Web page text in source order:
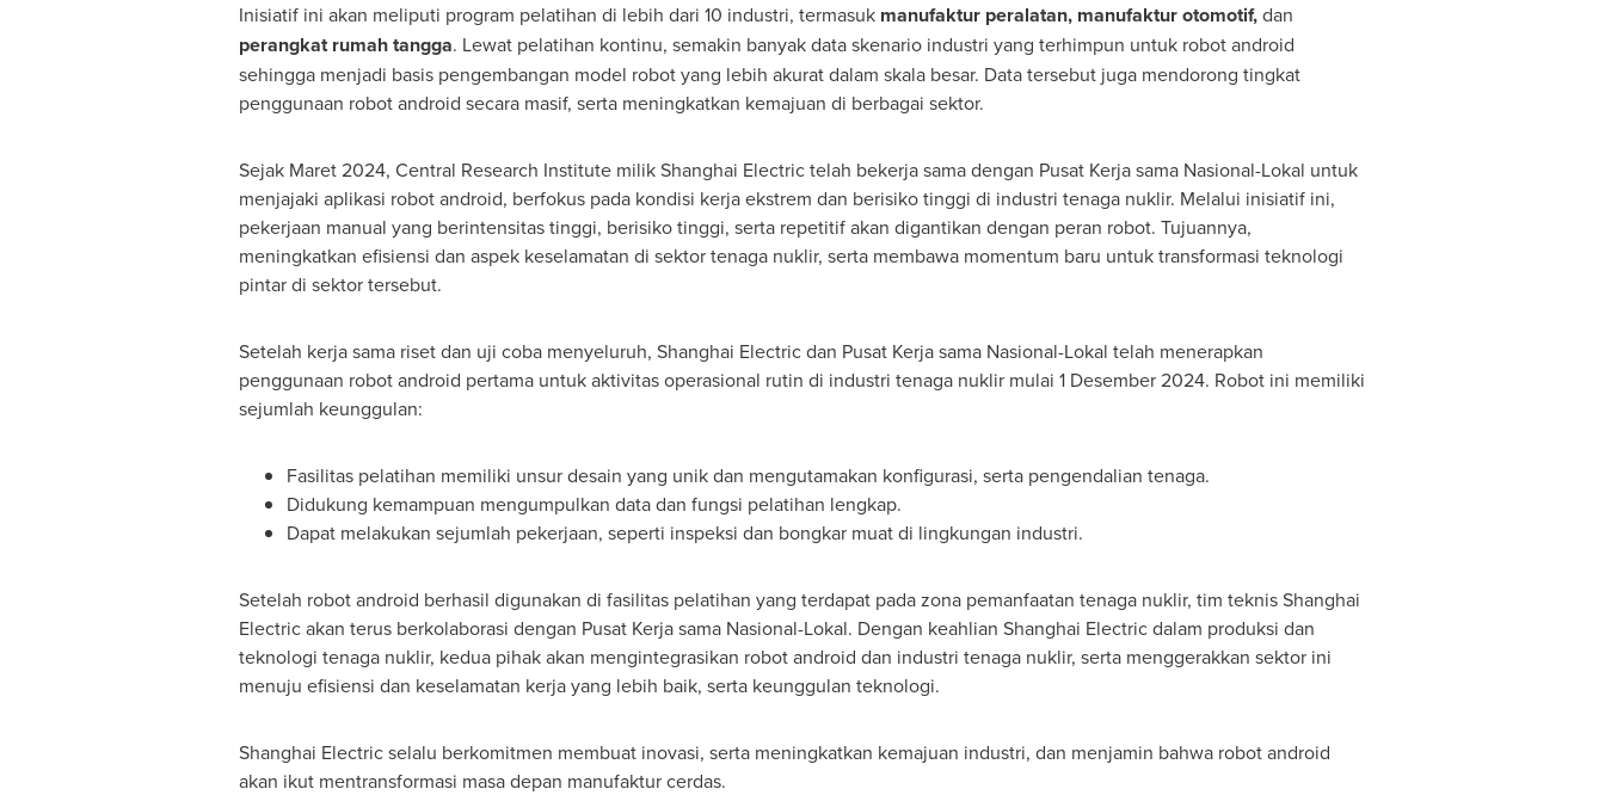
Inisiatif ini akan meliputi program pelatihan di lebih dari 10 industri, termasuk manufaktur peralatan, manufaktur otomotif,dan
perangkat rumah tangga. Lewat pelatihan kontinu, semakin banyak data skenario industri yang terhimpun untuk robot android
sehingga menjadi basis pengembangan model robot yang lebih akurat dalam skala besar. Data tersebut juga mendorong tingkat
penggunaan robot android secara masif, serta meningkatkan kemajuan di berbagai sektor.
Sejak Maret 2024, Central Research Institute milik Shanghai Electric telah bekerja sama dengan Pusat Kerja sama Nasional-Lokal untuk
menjajaki aplikasi robot android, berfokus pada kondisi kerja ekstrem dan berisiko tinggi di industri tenaga nuklir. Melalui inisiatif ini,
pekerjaan manual yang berintensitas tinggi, berisiko tinggi, serta repetitif akan digantikan dengan peran robot. Tujuannya,
meningkatkan efisiensi dan aspek keselamatan di sektor tenaga nuklir, serta membawa momentum baru untuk transformasi teknologi
pintar di sektor tersebut.
Setelah kerja sama riset dan uji coba menyeluruh, Shanghai Electric dan Pusat Kerja sama Nasional-Lokal telah menerapkan
penggunaan robot android pertama untuk aktivitas operasional rutin di industri tenaga nuklir mulai 1 Desember 2024. Robot ini memiliki
sejumlah keunggulan:
Fasilitas pelatihan memiliki unsur desain yang unik dan mengutamakan konfigurasi, serta pengendalian tenaga.
Didukung kemampuan mengumpulkan data dan fungsi pelatihan lengkap.
Dapat melakukan sejumlah pekerjaan, seperti inspeksi dan bongkar muat di lingkungan industri.
Setelah robot android berhasil digunakan di fasilitas pelatihan yang terdapat pada zona pemanfaatan tenaga nuklir, tim teknis Shanghai
Electric akan terus berkolaborasi dengan Pusat Kerja sama Nasional-Lokal. Dengan keahlian Shanghai Electric dalam produksi dan
teknologi tenaga nuklir, kedua pihak akan mengintegrasikan robot android dan industri tenaga nuklir, serta menggerakkan sektor ini
menuju efisiensi dan keselamatan kerja yang lebih baik, serta keunggulan teknologi.
Shanghai Electric selalu berkomitmen membuat inovasi, serta meningkatkan kemajuan industri, dan menjamin bahwa robot android
akan ikut mentransformasi masa depan manufaktur cerdas.